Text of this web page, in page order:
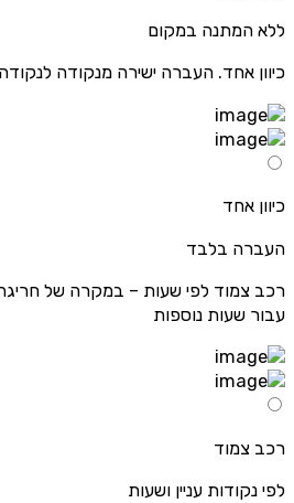
ללא המתנה במקום
כיוון אחד. העברה ישירה מנקודה לנקודה
כיוון אחד
העברה בלבד
רכב צמוד לפי שעות – במקרה של
עבור שעות נוספות
רכב צמוד
לפי נקודות עניין ושעות